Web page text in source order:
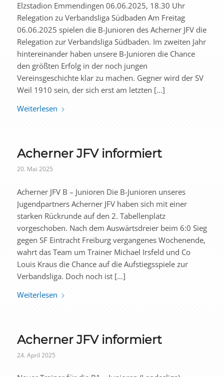
Elzstadion Emmendingen 06.06.2025, 18.30 Uhr
Relegation zu Verbandsliga Südbaden Am Freitag
06.06.2025 spielen die B-Junioren des Acherner JFV die
Relegation zur Verbandsliga Südbaden. Im zweiten Jahr
hintereinander haben unsere B-Junioren die Chance
den größten Erfolg in der noch jungen
Vereinsgeschichte klar zu machen. Gegner wird der SV
Weil 1910 sein, der sich erst am letzten […]
Weiterlesen
Acherner JFV informiert
20. Mai 2025
Acherner JFV B – Junioren Die B-Junioren unseres
Jugendpartners Acherner JFV haben sich mit einer
starken Rückrunde auf den 2. Tabellenplatz
vorgeschoben. Nach dem Auswärtsdreier beim 6:0 Sieg
gegen SF Eintracht Freiburg vergangenes Wochenende,
wahrt das Team um Trainer Michael Irsfeld und Co
Louis Kraus die Chance auf die Aufstiegsspiele zur
Verbandsliga. Doch noch ist […]
Weiterlesen
Acherner JFV informiert
24. April 2025